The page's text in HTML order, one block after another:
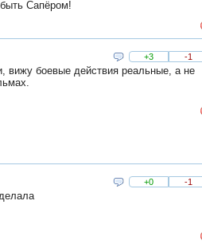
Сапёром!
+3 -1
вижу боевые действия реальные, а не
+0 -1